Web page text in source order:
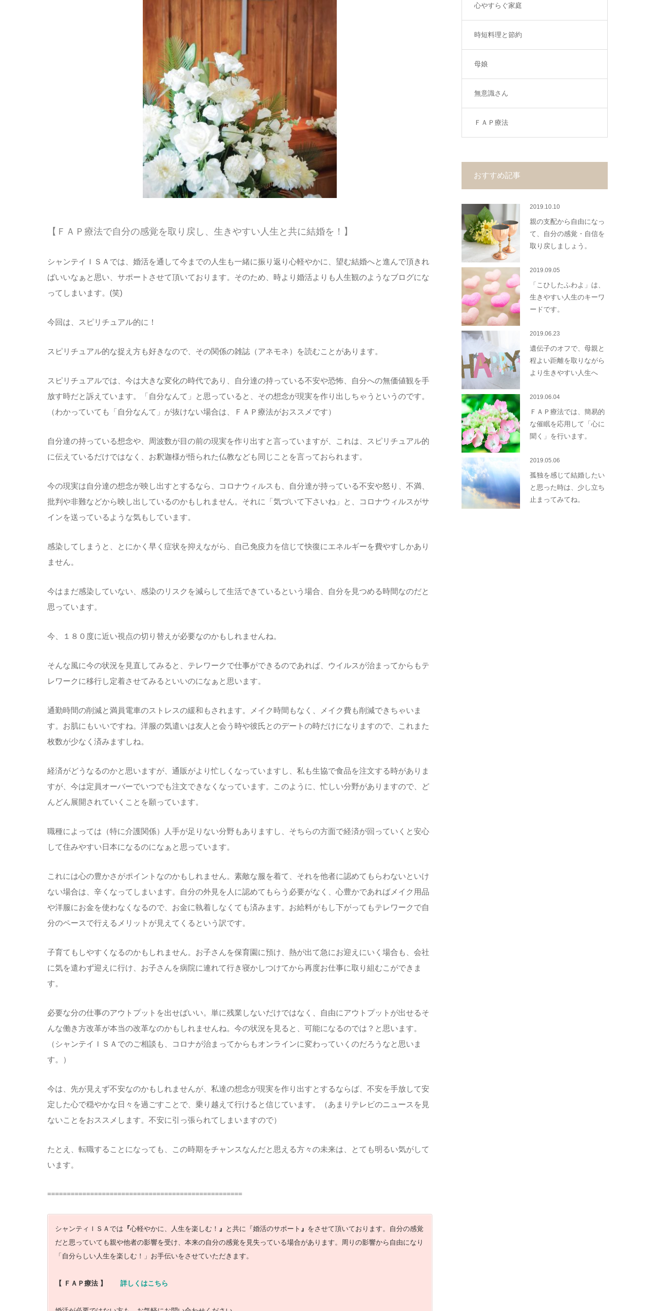
【ＦＡＰ療法で自分の感覚を取り戻し、生きやすい人生と共に結婚を！】
シャンテイＩＳＡでは、婚活を通して今までの人生も一緒に振り返り心軽やかに、望む結婚へと進んで頂きれ
ばいいなぁと思い、サポートさせて頂いております。そのため、時より婚活よりも人生観のようなブログにな
ってしまいます。(笑)
今回は、スピリチュアル的に！
スピリチュアル的な捉え方も好きなので、その関係の雑誌（アネモネ）を読むことがあります。
スピリチュアルでは、今は大きな変化の時代であり、自分達の持っている不安や恐怖、自分への無価値観を手
放す時だと訴えています。「自分なんて」と思っていると、その想念が現実を作り出しちゃうというのです。
（わかっていても「自分なんて」が抜けない場合は、ＦＡＰ療法がおススメです）
自分達の持っている想念や、周波数が目の前の現実を作り出すと言っていますが、これは、スピリチュアル的
に伝えているだけではなく、お釈迦様が悟られた仏教なども同じことを言っておられます。
今の現実は自分達の想念が映し出すとするなら、コロナウィルスも、自分達が持っている不安や怒り、不満、
批判や非難などから映し出しているのかもしれません。それに「気づいて下さいね」と、コロナウィルスがサ
インを送っているような気もしています。
感染してしまうと、とにかく早く症状を抑えながら、自己免疫力を信じて快復にエネルギーを費やすしかあり
ません。
今はまだ感染していない、感染のリスクを減らして生活できているという場合、自分を見つめる時間なのだと
思っています。
今、１８０度に近い視点の切り替えが必要なのかもしれませんね。
そんな風に今の状況を見直してみると、テレワークで仕事ができるのであれば、ウイルスが治まってからもテ
レワークに移行し定着させてみるといいのになぁと思います。
通勤時間の削減と満員電車のストレスの緩和もされます。メイク時間もなく、メイク費も削減できちゃいま
す。お肌にもいいですね。洋服の気遣いは友人と会う時や彼氏とのデートの時だけになりますので、これまた
枚数が少なく済みますしね。
経済がどうなるのかと思いますが、通販がより忙しくなっていますし、私も生協で食品を注文する時がありま
すが、今は定員オーバーでいつでも注文できなくなっています。このように、忙しい分野がありますので、ど
んどん展開されていくことを願っています。
職種によっては（特に介護関係）人手が足りない分野もありますし、そちらの方面で経済が回っていくと安心
して住みやすい日本になるのになぁと思っています。
これには心の豊かさがポイントなのかもしれません。素敵な服を着て、それを他者に認めてもらわないといけ
ない場合は、辛くなってしまいます。自分の外見を人に認めてもらう必要がなく、心豊かであればメイク用品
や洋服にお金を使わなくなるので、お金に執着しなくても済みます。お給料がもし下がってもテレワークで自
分のペースで行えるメリットが見えてくるという訳です。
子育てもしやすくなるのかもしれません。お子さんを保育園に預け、熱が出て急にお迎えにいく場合も、会社
に気を遣わず迎えに行け、お子さんを病院に連れて行き寝かしつけてから再度お仕事に取り組むこができま
す。
必要な分の仕事のアウトプットを出せばいい。単に残業しないだけではなく、自由にアウトプットが出せるそ
んな働き方改革が本当の改革なのかもしれませんね。今の状況を見ると、可能になるのでは？と思います。
（シャンテイＩＳＡでのご相談も、コロナが治まってからもオンラインに変わっていくのだろうなと思いま
す。）
今は、先が見えず不安なのかもしれませんが、私達の想念が現実を作り出すとするならば、不安を手放して安
定した心で穏やかな日々を過ごすことで、乗り越えて行けると信じています。（あまりテレビのニュースを見
ないことをおススメします。不安に引っ張られてしまいますので）
たとえ、転職することになっても、この時期をチャンスなんだと思える方々の未来は、とても明るい気がして
います。
==================================================
シャンティＩＳＡでは 『心軽やかに、人生を楽しむ！ 』 と共に『婚活のサポート 』 をさせて頂いております。自分の感覚
だと思っていても親や他者の影響を受け、本来の自分の感覚を見失っている場合があります。周りの影響から自由になり
「自分らしい人生を楽しむ！」お手伝いをさせていただきます。
【 ＦＡＰ療法 】 詳しくはこちら
心やすらぐ家庭
時短料理と節約
母娘
無意識さん
ＦＡＰ療法
おすすめ記事
2019.10.10
親の支配から自由になっ
て、自分の感覚・自信を
取り戻しましょう。
2019.09.05
「こひしたふわよ」は、
生きやすい人生のキーワ
ードです。
2019.06.23
遺伝子のオフで、母親と
程よい距離を取りながら
より生きやすい人生へ
2019.06.04
ＦＡＰ療法では、簡易的
な催眠を応用して「心に
聞く」を行います。
2019.05.06
孤独を感じて結婚したい
と思った時は、少し立ち
止まってみてね。